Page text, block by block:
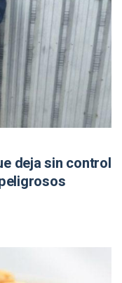
deja sin control